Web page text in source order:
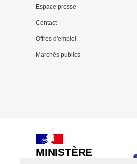
menu
Pied
de
Espace presse
Contact
Offres d'emploi
Marchés publics
MINISTÈRE